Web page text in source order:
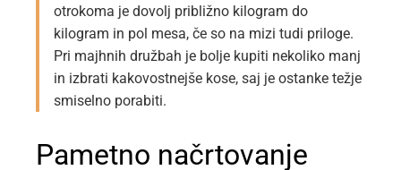
otrokoma je dovolj približno kilogram do
kilogram in pol mesa, če so na mizi tudi priloge.
Pri majhnih družbah je bolje kupiti nekoliko manj
in izbrati kakovostnejše kose, saj je ostanke težje
smiselno porabiti.
Pametno načrtovanje